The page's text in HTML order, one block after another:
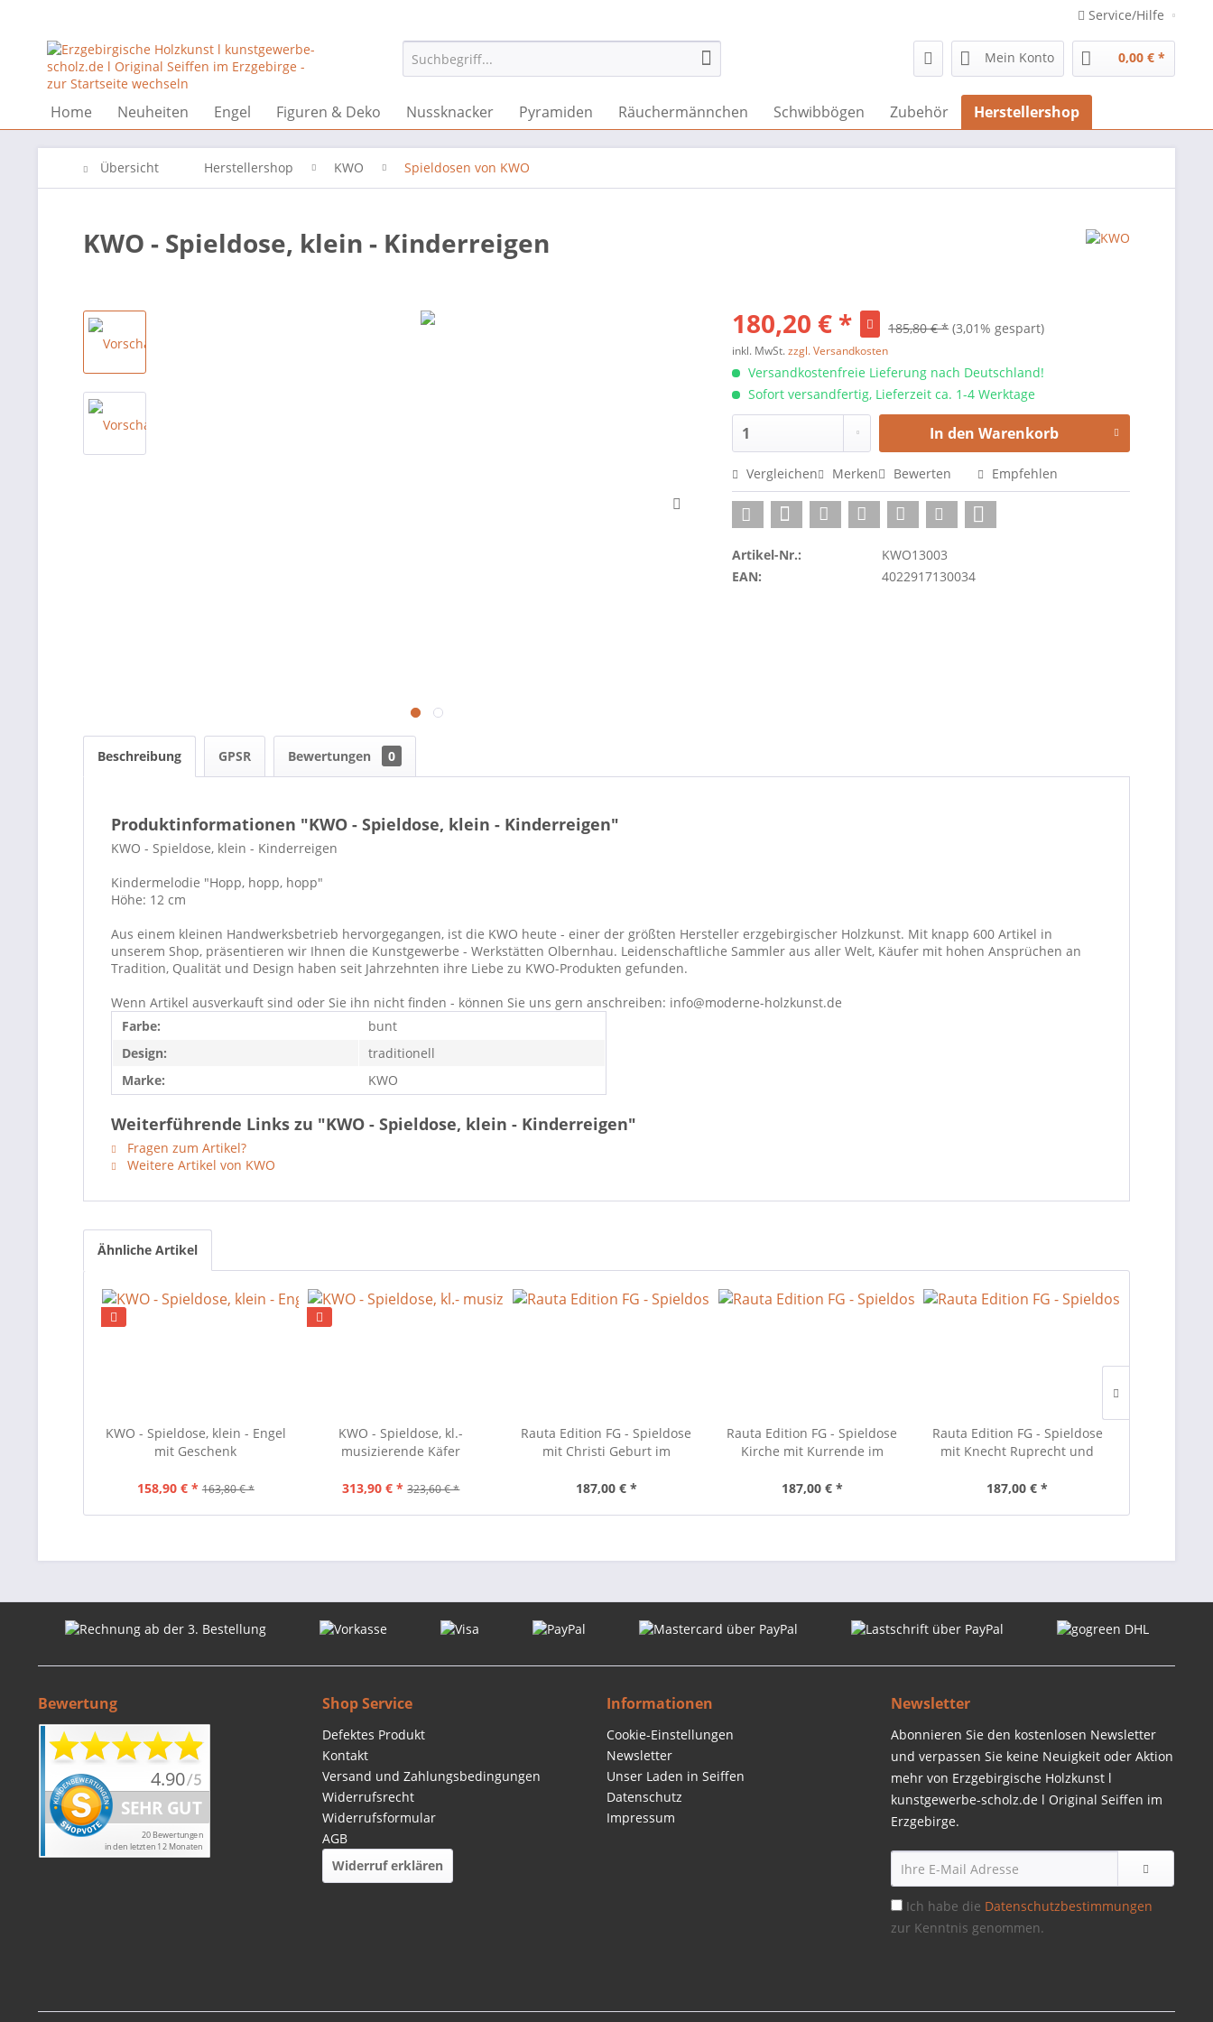
Service/Hilfe
Mein Konto 0,00 € *
Home Neuheiten Engel Figuren & Deko Nussknacker Pyramiden Räuchermännchen Schwibbögen Zubehör Herstellershop
Übersicht Herstellershop KWO Spieldosen von KWO
KWO - Spieldose, klein - Kinderreigen
180,20 € * 185,80 € * (3,01% gespart)
inkl. MwSt.zzgl. Versandkosten
Versandkostenfreie Lieferung nach Deutschland!
Sofort versandfertig, Lieferzeit ca. 1-4 Werktage
In den Warenkorb
Vergleichen Merken Bewerten Empfehlen
Artikel-Nr.:
KWO13003
EAN:
4022917130034
Beschreibung GPSR Bewertungen 0
Produktinformationen "KWO - Spieldose, klein - Kinderreigen"
KWO - Spieldose, klein - Kinderreigen
Kindermelodie "Hopp, hopp, hopp"
Höhe: 12 cm
Aus einem kleinen Handwerksbetrieb hervorgegangen, ist die KWO heute - einer der größten Hersteller erzgebirgischer Holzkunst. Mit knapp 600 Artikel in
unserem Shop, präsentieren wir Ihnen die Kunstgewerbe - Werkstätten Olbernhau. Leidenschaftliche Sammler aus aller Welt, Käufer mit hohen Ansprüchen an
Tradition, Qualität und Design haben seit Jahrzehnten ihre Liebe zu KWO-Produkten gefunden.
Wenn Artikel ausverkauft sind oder Sie ihn nicht finden - können Sie uns gern anschreiben: info@moderne-holzkunst.de
Farbe:
bunt
Design:
traditionell
Marke:
KWO
Weiterführende Links zu "KWO - Spieldose, klein - Kinderreigen"
Fragen zum Artikel?
Weitere Artikel von KWO
Ähnliche Artikel
KWO - Spieldose, klein - Engel
mit Geschenk
158,90 € * 163,80 € *
KWO - Spieldose, kl.-
musizierende Käfer
313,90 € * 323,60 € *
Rauta Edition FG - Spieldose
mit Christi Geburt im
187,00 € *
Rauta Edition FG - Spieldose
Kirche mit Kurrende im
187,00 € *
Rauta Edition FG - Spieldose
mit Knecht Ruprecht und
187,00 € *
Bewertung Shop Service
Defektes Produkt
Kontakt
Versand und Zahlungsbedingungen
Widerrufsrecht
Widerrufsformular
AGB
Widerruf erklären
Informationen
Cookie-Einstellungen
Newsletter
Unser Laden in Seiffen
Datenschutz
Impressum
Newsletter
Abonnieren Sie den kostenlosen Newsletter
und verpassen Sie keine Neuigkeit oder Aktion
mehr von Erzgebirgische Holzkunst l
kunstgewerbe-scholz.de l Original Seiffen im
Erzgebirge.
Ich habe die Datenschutzbestimmungen
zur Kenntnis genommen.